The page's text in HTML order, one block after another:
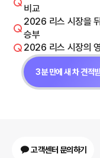
비교
2026 리스 시장을
승부
2026 리스 시장의
3분 만에 새 차 견적
고객센터 문의하기